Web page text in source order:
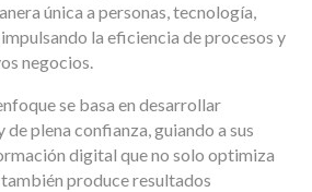
única a personas, tecnología,
la eficiencia de procesos y
negocios.
se basa en desarrollar
plena confianza, guiando a sus
digital que no solo optimiza
produce resultados